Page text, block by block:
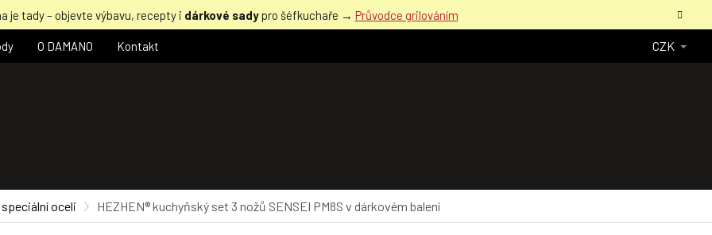
je tady – objevte výbavu, recepty i dárkové sadypro šéfkuchaře → Průvodce grilováním
O DAMANO Kontakt CZK
oceli HEZHEN® kuchyňský set 3 nožů SENSEI PM8S v dárkovém balení